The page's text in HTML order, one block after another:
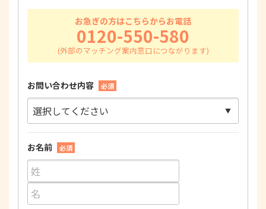
お急ぎの方はこちらからお電話
0120-550-580
お問い合わせ内容 必須
お名前 必須